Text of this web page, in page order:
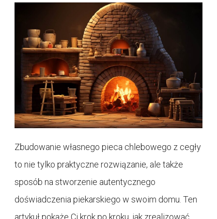
Zbudowanie własnego pieca chlebowego z cegły
to nie tylko praktyczne rozwiązanie, ale także
sposób na stworzenie autentycznego
doświadczenia piekarskiego w swoim domu. Ten
artykuł pokaże Ci krok po kroku, jak zrealizować